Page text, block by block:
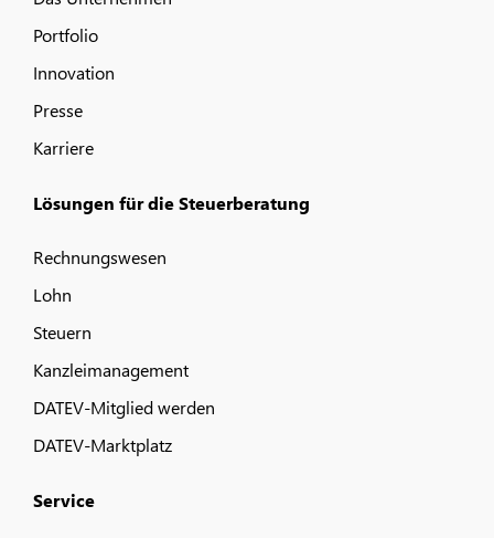
Portfolio
Innovation
Presse
Karriere
Lösungen für die Steuerberatung
Rechnungswesen
Lohn
Steuern
Kanzleimanagement
DATEV-Mitglied werden
DATEV-Marktplatz
Service